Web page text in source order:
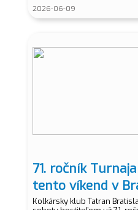
2026-06-09
71. ročník
tento víkend v
Kolkársky klub Tatran